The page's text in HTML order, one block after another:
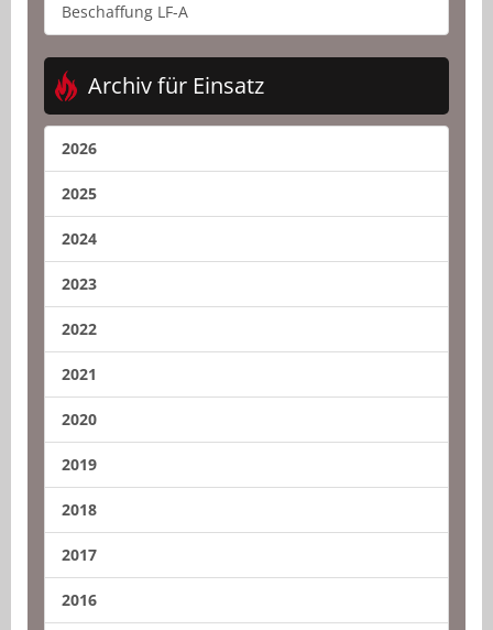
Beschaffung LF-A
Archiv für Einsatz
2026
2025
2024
2023
2022
2021
2020
2019
2018
2017
2016